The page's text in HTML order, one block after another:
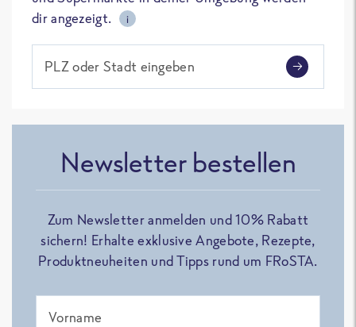
dir angezeigt.
i
PLZ oder Stadt eingeben
Newsletter bestellen
Zum Newsletter anmelden und 10% Rabatt
sichern! Erhalte exklusive Angebote, Rezepte,
Produktneuheiten und Tipps rund um FRoSTA.
Vorname